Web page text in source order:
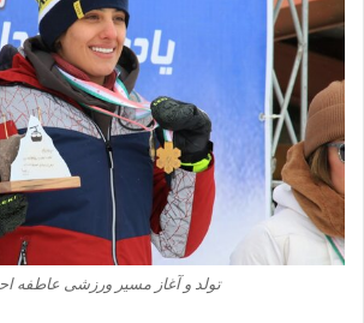
تولد و آغاز مسیر ورزشی عاطفه